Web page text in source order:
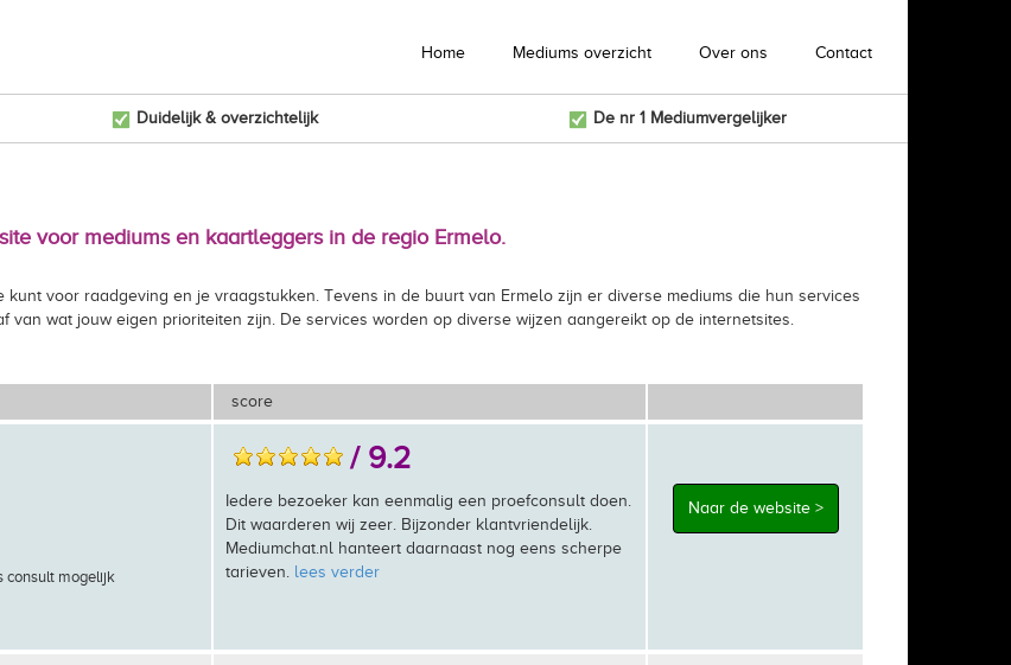
Home Mediums overzicht Over ons Contact
Duidelijk & overzichtelijk De nr 1 Mediumvergelijker
voor mediums en kaartleggers in de regio Ermelo.
voor raadgeving en je vraagstukken. Tevens in de buurt van Ermelo zijn er diverse mediums die hun services
van wat jouw eigen prioriteiten zijn. De services worden op diverse wijzen aangereikt op de internetsites.
score
consult mogelijk
/ 9.2
Iedere bezoeker kan eenmalig een proefconsult doen.
Dit waarderen wij zeer. Bijzonder klantvriendelijk.
Mediumchat.nl hanteert daarnaast nog eens scherpe
tarieven. lees verder
Naar de website >